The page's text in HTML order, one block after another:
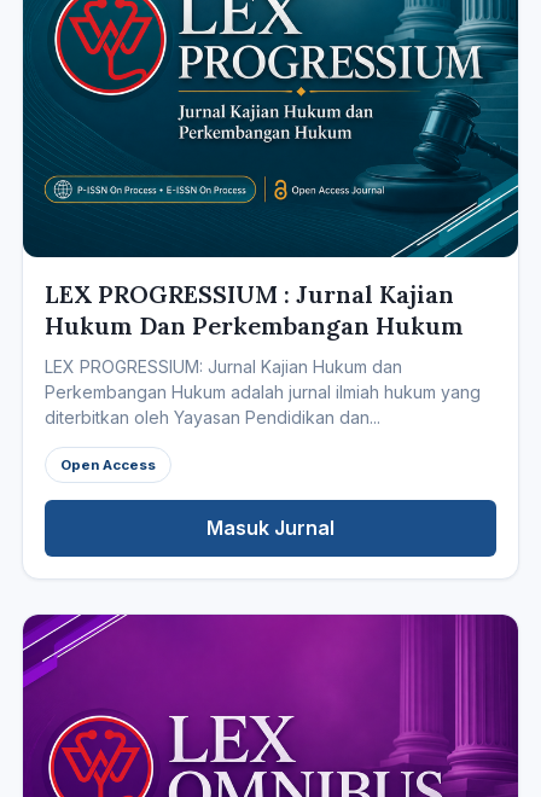
LEX PROGRESSIUM : Jurnal Kajian
Hukum Dan Perkembangan Hukum
LEX PROGRESSIUM: Jurnal Kajian Hukum dan
Perkembangan Hukum adalah jurnal ilmiah hukum yang
diterbitkan oleh Yayasan Pendidikan dan...
Open Access
Masuk Jurnal